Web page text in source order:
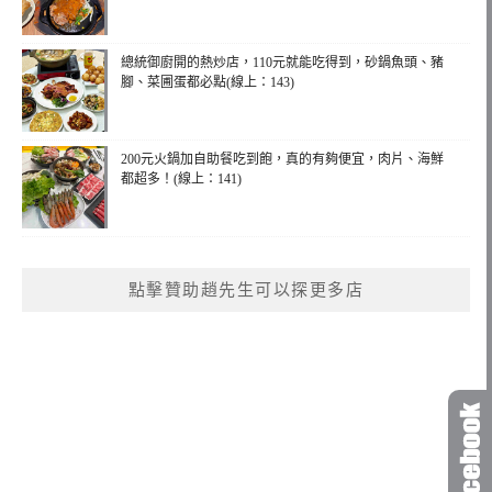
總統御廚開的熱炒店，110元就能吃得到，砂鍋魚頭、豬
腳、菜圃蛋都必點(線上：143)
200元火鍋加自助餐吃到飽，真的有夠便宜，肉片、海鮮
都超多！(線上：141)
點擊贊助趙先生可以探更多店